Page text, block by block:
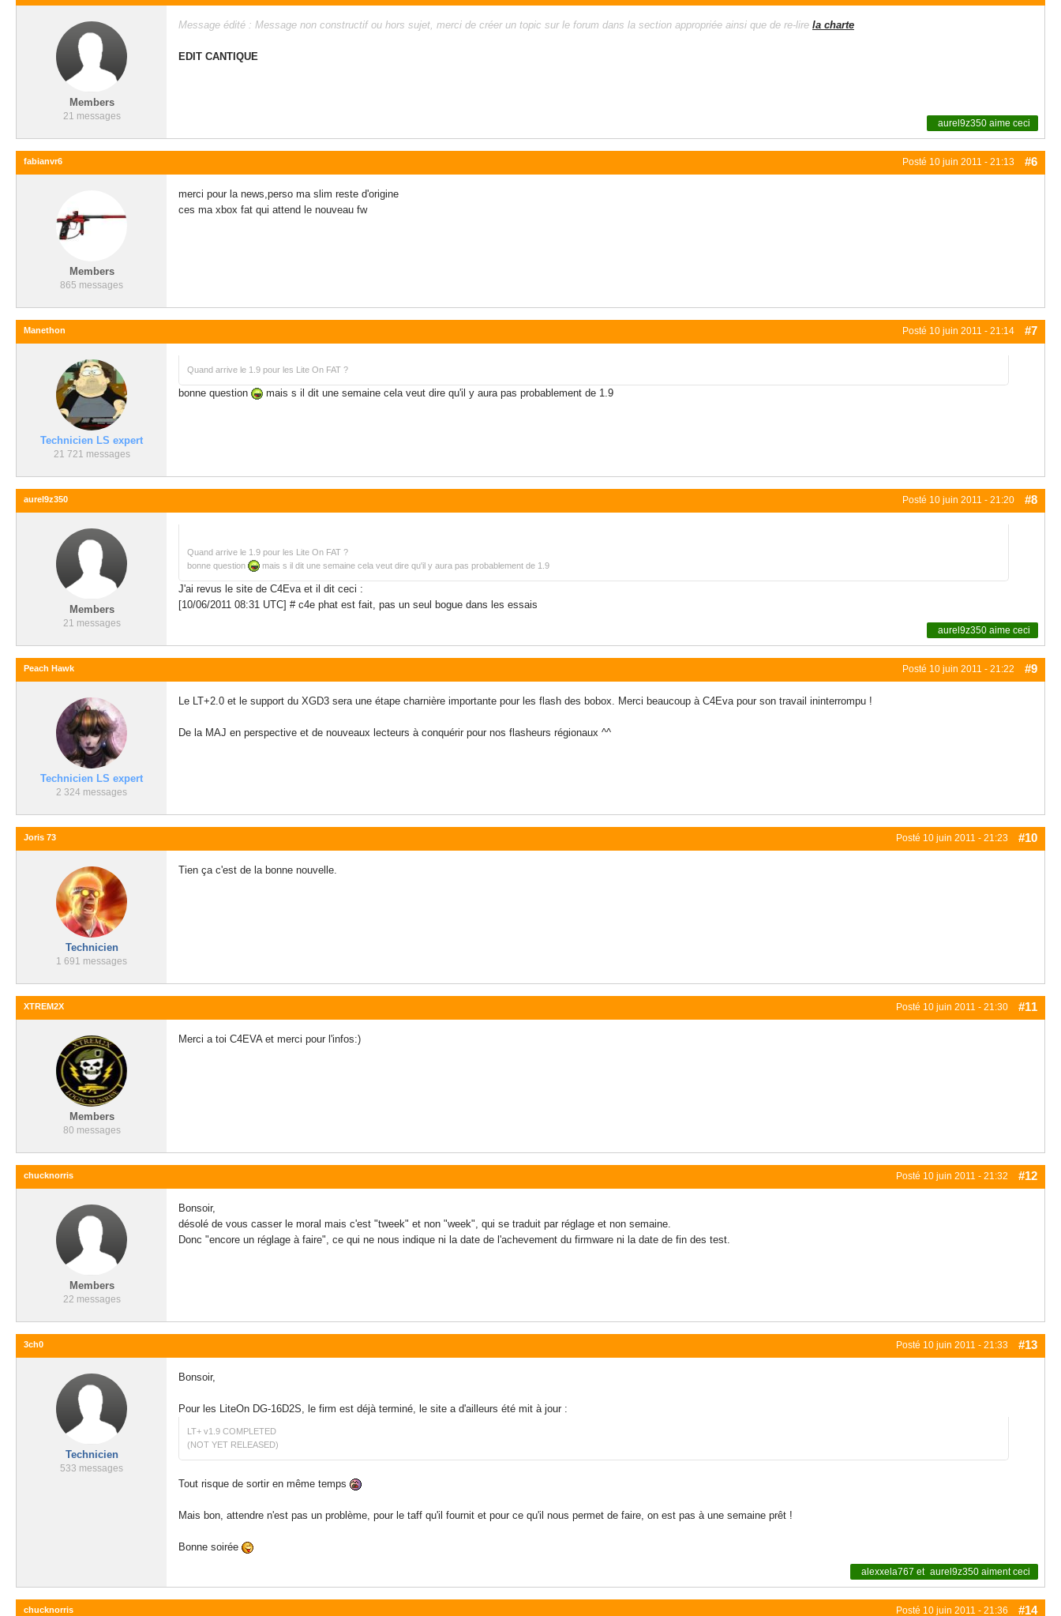
Members
21 messages
Message édité : Message non constructif ou hors sujet, merci de créer un topic sur le forum dans la section appropriée ainsi que de re-lire la charte
EDIT CANTIQUE
aurel9z350 aime ceci
Posté 10 juin 2011 - 21:13 #6
fabianvr6
Members
865 messages
merci pour la news,perso ma slim reste d'origine
ces ma xbox fat qui attend le nouveau fw
Posté 10 juin 2011 - 21:14 #7
Manethon
Technicien LS expert
21 721 messages
Quand arrive le 1.9 pour les Lite On FAT ?
bonne question mais s il dit une semaine cela veut dire qu'il y aura pas probablement de 1.9
Posté 10 juin 2011 - 21:20 #8
aurel9z350
Members
21 messages
Quand arrive le 1.9 pour les Lite On FAT ?
bonne question
mais s il dit une semaine cela veut dire qu'il y aura pas probablement de 1.9
J'ai revus le site de C4Eva et il dit ceci :
[10/06/2011 08:31 UTC] # c4e phat est fait, pas un seul bogue dans les essais
aurel9z350 aime ceci
Posté 10 juin 2011 - 21:22 #9
Peach Hawk
Technicien LS expert
2 324 messages
Le LT+2.0 et le support du XGD3 sera une étape charnière importante pour les flash des bobox. Merci beaucoup à C4Eva pour son travail ininterrompu !
De la MAJ en perspective et de nouveaux lecteurs à conquérir pour nos flasheurs régionaux ^^
Posté 10 juin 2011 - 21:23 #10
Joris 73
Technicien
1 691 messages
Tien ça c'est de la bonne nouvelle.
Posté 10 juin 2011 - 21:30 #11
XTREM2X
Members
80 messages
Merci a toi C4EVA et merci pour l'infos:)
Posté 10 juin 2011 - 21:32 #12
chucknorris
Members
22 messages
Bonsoir,
désolé de vous casser le moral mais c'est "tweek" et non "week", qui se traduit par réglage et non semaine.
Donc "encore un réglage à faire", ce qui ne nous indique ni la date de l'achevement du firmware ni la date de fin des test.
Posté 10 juin 2011 - 21:33 #13
3ch0
Technicien
533 messages
Bonsoir,
Pour les LiteOn DG-16D2S, le firm est déjà terminé, le site a d'ailleurs été mit à jour :
LT+ v1.9 COMPLETED
(NOT YET RELEASED)
Tout risque de sortir en même temps
Mais bon, attendre n'est pas un problème, pour le taff qu'il fournit et pour ce qu'il nous permet de faire, on est pas à une semaine prêt !
Bonne soirée
alexxela767 et aurel9z350 aiment ceci
Posté 10 juin 2011 - 21:36 #14
chucknorris